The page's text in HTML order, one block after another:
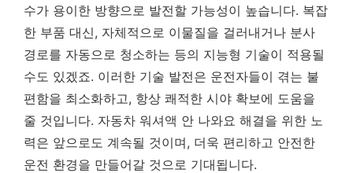
수가 용이한 방향으로 발전할 가능성이 높습니다. 복잡
한 부품 대신, 자체적으로 이물질을 걸러내거나 분사
경로를 자동으로 청소하는 등의 지능형 기술이 적용될
수도 있겠죠. 이러한 기술 발전은 운전자들이 겪는 불
편함을 최소화하고, 항상 쾌적한 시야 확보에 도움을
줄 것입니다. 자동차 워셔액 안 나와요 해결을 위한 노
력은 앞으로도 계속될 것이며, 더욱 편리하고 안전한
운전 환경을 만들어갈 것으로 기대됩니다.